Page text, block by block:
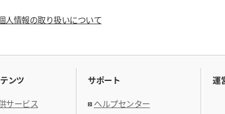
人情報の取り扱いについて
ンツ
サービス
サポート
ヘルプセンター
運